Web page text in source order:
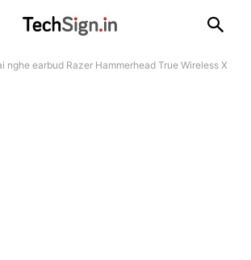
nghe earbud Razer Hammerhead True Wireless X